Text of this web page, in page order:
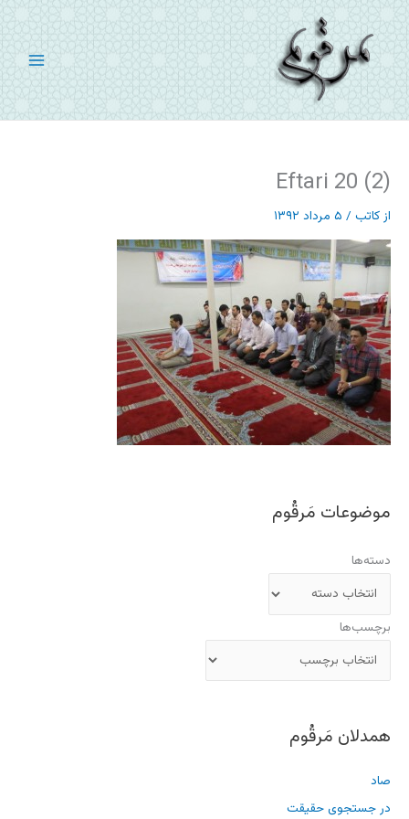
پرش
به
محتوا
Eftari 20 (2)
از کاتب / ۵ مرداد ۱۳۹۲
موضوعات مَرقُوم
دسته‌ها
برچسب‌ها
همدلان مَرقُوم
صاد
در جستجوی حقیقت